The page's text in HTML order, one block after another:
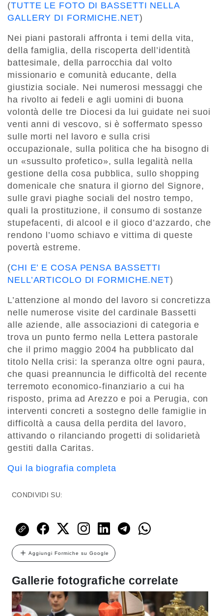
(TUTTE LE FOTO DI BASSETTI NELLA
GALLERY DI FORMICHE.NET)
Nei piani pastorali affronta i temi della vita,
della famiglia, della riscoperta dell’identità
battesimale, della parrocchia dal volto
missionario e comunità educante, della
giustizia sociale. Nei numerosi messaggi che
ha rivolto ai fedeli e agli uomini di buona
volontà delle tre Diocesi da lui guidate nei suoi
venti anni di vescovo, si è soffermato spesso
sulle morti nel lavoro e sulla crisi
occupazionale, sulla politica che ha bisogno di
un «sussulto profetico», sulla legalità nella
gestione della cosa pubblica, sullo shopping
domenicale che snatura il giorno del Signore,
sulle gravi piaghe sociali del nostro tempo,
quali la prostituzione, il consumo di sostanze
stupefacenti, di alcool e il gioco d’azzardo, che
rendono l’uomo schiavo e vittima di queste
povertà estreme.
(CHI E’ E COSA PENSA BASSETTI
NELL’ARTICOLO DI FORMICHE.NET)
L’attenzione al mondo del lavoro si concretizza
nelle numerose visite del cardinale Bassetti
alle aziende, alle associazioni di categoria e
trova un punto fermo nella Lettera pastorale
che il primo maggio 2004 ha pubblicato dal
titolo Nella crisi: la speranza oltre ogni paura,
che quasi preannuncia le difficoltà del recente
terremoto economico-finanziario a cui ha
risposto, prima ad Arezzo e poi a Perugia, con
interventi concreti a sostegno delle famiglie in
difficoltà a causa della perdita del lavoro,
attivando o rilanciando progetti di solidarietà
gestiti dalla Caritas.
Qui la biografia completa
CONDIVIDI SU:
Aggiungi Formiche su Google
Gallerie fotografiche correlate